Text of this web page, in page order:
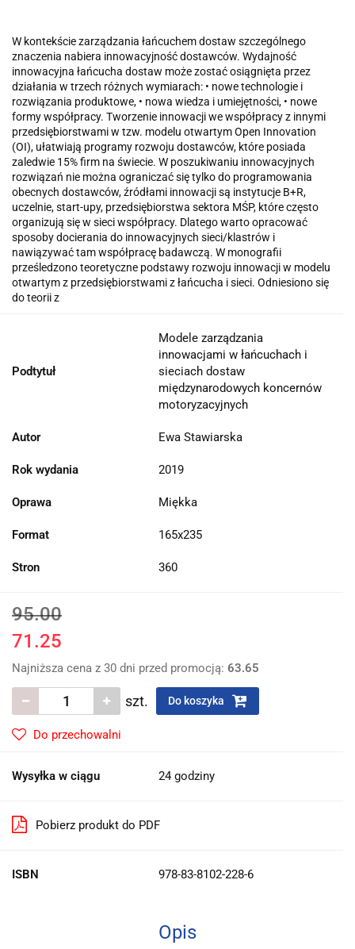
W kontekście zarządzania łańcuchem dostaw szczególnego
znaczenia nabiera innowacyjność dostawców. Wydajność
innowacyjna łańcucha dostaw może zostać osiągnięta przez
działania w trzech różnych wymiarach: • nowe technologie i
rozwiązania produktowe, • nowa wiedza i umiejętności, • nowe
formy współpracy. Tworzenie innowacji we współpracy z innymi
przedsiębiorstwami w tzw. modelu otwartym Open Innovation
(OI), ułatwiają programy rozwoju dostawców, które posiada
zaledwie 15% firm na świecie. W poszukiwaniu innowacyjnych
rozwiązań nie można ograniczać się tylko do programowania
obecnych dostawców, źródłami innowacji są instytucje B+R,
uczelnie, start-upy, przedsiębiorstwa sektora MŚP, które często
organizują się w sieci współpracy. Dlatego warto opracować
sposoby docierania do innowacyjnych sieci/klastrów i
nawiązywać tam współpracę badawczą. W monografii
prześledzono teoretyczne podstawy rozwoju innowacji w modelu
otwartym z przedsiębiorstwami z łańcucha i sieci. Odniesiono się
do teorii z
Podtytuł
Modele zarządzania
innowacjami w łańcuchach i
sieciach dostaw
międzynarodowych koncernów
motoryzacyjnych
Autor Ewa Stawiarska
Rok wydania 2019
Oprawa Miękka
Format 165x235
Stron 360
95.00
71.25
Najniższa cena z 30 dni przed promocją: 63.65
szt. Do koszyka
Do przechowalni
Wysyłka w ciągu 24 godziny
Pobierz produkt do PDF
ISBN 978-83-8102-228-6
Opis